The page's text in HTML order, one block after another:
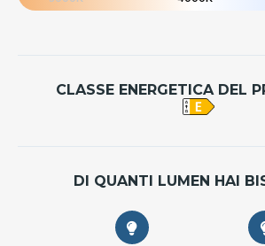
CLASSE ENERGETICA DEL
DI QUANTI LUMEN HAI